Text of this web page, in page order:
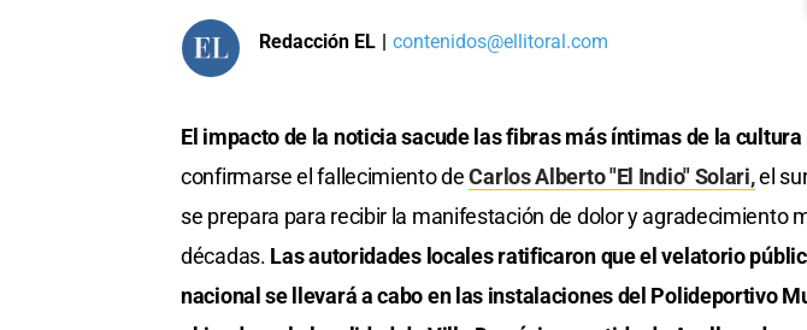
Redacción EL | contenidos@ellitoral.com
El impacto de la noticia sacude las fibras más íntimas de la
confirmarse el fallecimiento deCarlos Alberto "El Indio" Solari,el
se prepara para recibir la manifestación de dolor y agradecimiento
décadas. Las autoridades locales ratificaron que el velatorio
nacional se llevará a cabo en las instalaciones del Polideportivo